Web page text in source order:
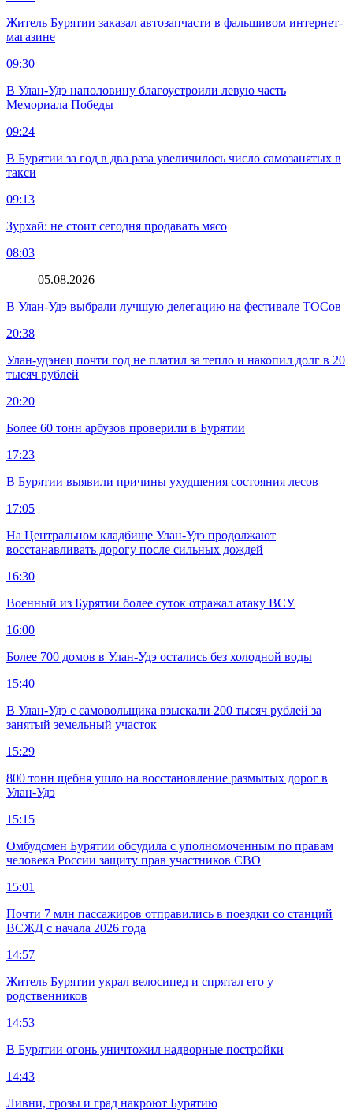
Житель Бурятии заказал автозапчасти в фальшивом интернет-
магазине
09:30
В Улан-Удэ наполовину благоустроили левую часть
Мемориала Победы
09:24
В Бурятии за год в два раза увеличилось число самозанятых в
такси
09:13
Зурхай: не стоит сегодня продавать мясо
08:03
05.08.2026
В Улан-Удэ выбрали лучшую делегацию на фестивале ТОСов
20:38
Улан-удэнец почти год не платил за тепло и накопил долг в 20
тысяч рублей
20:20
Более 60 тонн арбузов проверили в Бурятии
17:23
В Бурятии выявили причины ухудшения состояния лесов
17:05
На Центральном кладбище Улан-Удэ продолжают
восстанавливать дорогу после сильных дождей
16:30
Военный из Бурятии более суток отражал атаку ВСУ
16:00
Более 700 домов в Улан-Удэ остались без холодной воды
15:40
В Улан-Удэ с самовольщика взыскали 200 тысяч рублей за
занятый земельный участок
15:29
800 тонн щебня ушло на восстановление размытых дорог в
Улан-Удэ
15:15
Омбудсмен Бурятии обсудила с уполномоченным по правам
человека России защиту прав участников СВО
15:01
Почти 7 млн пассажиров отправились в поездки со станций
ВСЖД с начала 2026 года
14:57
Житель Бурятии украл велосипед и спрятал его у
родственников
14:53
В Бурятии огонь уничтожил надворные постройки
14:43
Ливни, грозы и град накроют Бурятию